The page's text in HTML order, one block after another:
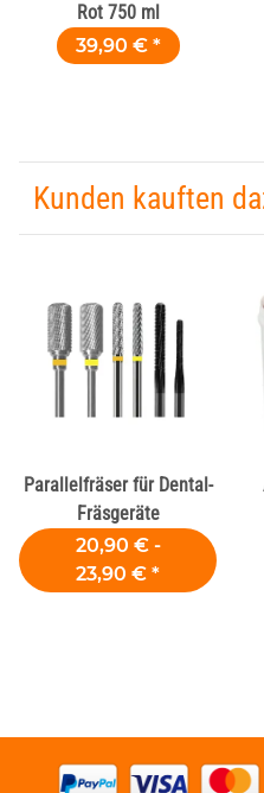
Rot 750 ml
39,90 € *
Kunden kauften
Parallelfräser für Dental-
Fräsgeräte
20,90 € -
23,90 € *